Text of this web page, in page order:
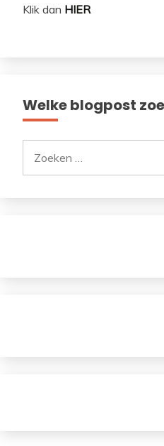
Klik dan HIER
Welke blogpost
naar: